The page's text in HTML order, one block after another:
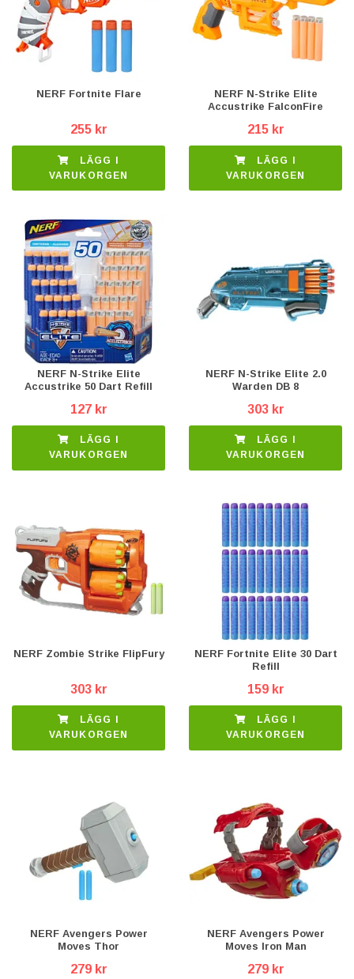
NERF Fortnite Flare
255 kr
VARUKORGEN
NERF N-Strike Elite
Accustrike FalconFire
215 kr
VARUKORGEN
NERF N-Strike Elite
Accustrike 50 Dart Refill
127 kr
VARUKORGEN
NERF N-Strike Elite 2.0
Warden DB 8
303 kr
VARUKORGEN
NERF Zombie Strike FlipFury
303 kr
VARUKORGEN
NERF Fortnite Elite 30 Dart
Refill
159 kr
VARUKORGEN
NERF Avengers Power
Moves Thor
279 kr
NERF Avengers Power
Moves Iron Man
279 kr